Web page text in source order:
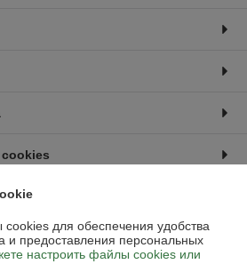
Deal.by
для обеспечения удобства
и предоставления персональных
настроить файлы cookies или